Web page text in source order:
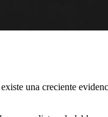
una creciente